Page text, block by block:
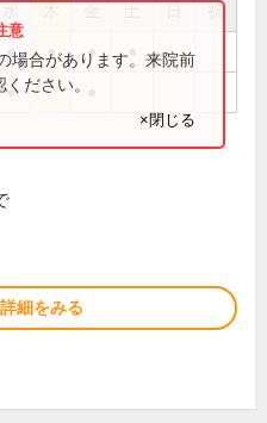
祝
● ● ●
●
場合があります。来院前
ださい。
×閉じる
細をみる